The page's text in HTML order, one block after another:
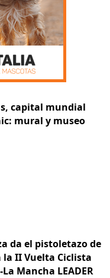
capital mundial
mural y museo
da el pistoletazo de
la II Vuelta Ciclista
Mancha LEADER